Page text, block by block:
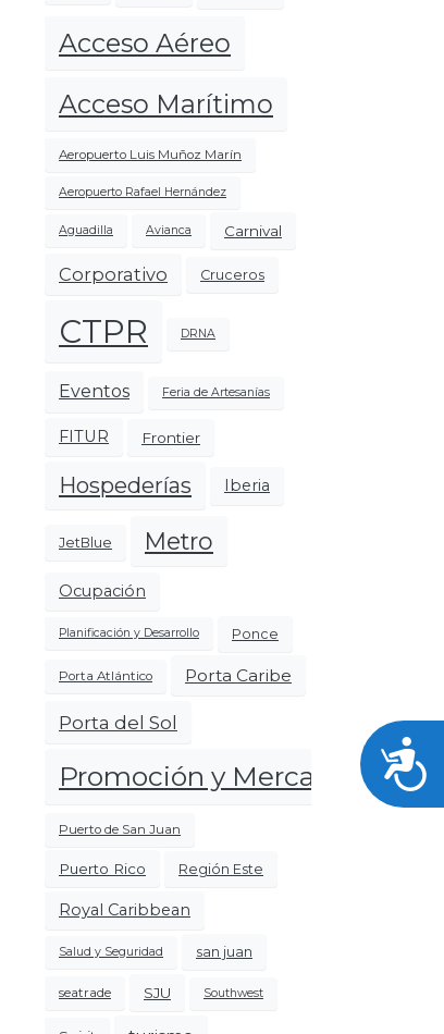
Acceso Aéreo
Acceso Marítimo
Aeropuerto Luis Muñoz Marín
Aeropuerto Rafael Hernández
Aguadilla Avianca Carnival
Corporativo Cruceros
CTPR DRNA
Eventos Feria de Artesanías
FITUR Frontier
Hospederías Iberia
JetBlue Metro
Ocupación
Planificación y Desarrollo Ponce
Porta Atlántico Porta Caribe
Porta del Sol
Promoción y Mercadeo
Puerto de San Juan
Puerto Rico Región Este
Royal Caribbean
Salud y Seguridad san juan
seatrade SJU Southwest